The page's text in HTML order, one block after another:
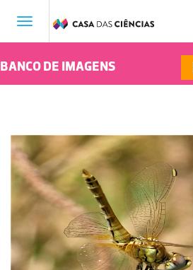
Toggle
BANCO DE IMAGENS